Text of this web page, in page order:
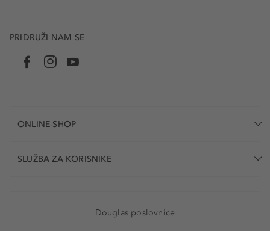
PRIDRUŽI NAM SE
ONLINE-SHOP
SLUŽBA ZA KORISNIKE
Douglas poslovnice